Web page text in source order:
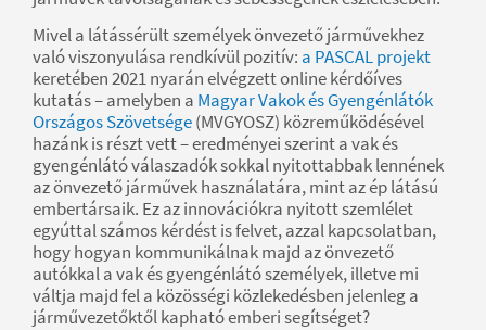
Mivel a látássérült személyek önvezető járművekhez
való viszonyulása rendkívül pozitív: a PASCAL projekt
keretében 2021 nyarán elvégzett online kérdőíves
kutatás – amelyben a Magyar Vakok és Gyengénlátók
Országos Szövetsége(MVGYOSZ) közreműködésével
hazánk is részt vett – eredményei szerint a vak és
gyengénlátó válaszadók sokkal nyitottabbak lennének
az önvezető járművek használatára, mint az ép látású
embertársaik. Ez az innovációkra nyitott szemlélet
egyúttal számos kérdést is felvet, azzal kapcsolatban,
hogy hogyan kommunikálnak majd az önvezető
autókkal a vak és gyengénlátó személyek, illetve mi
váltja majd fel a közösségi közlekedésben jelenleg a
járművezetőktől kapható emberi segítséget?